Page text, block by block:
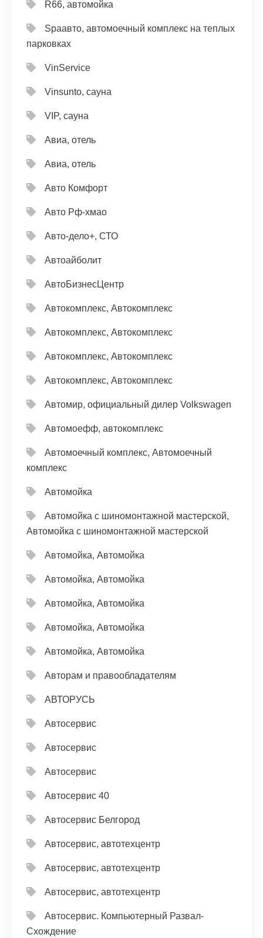
R66, автомойка
Spaавто, автомоечный комплекс на теплых
парковках
VinService
Vinsunto, сауна
VIP, сауна
Авиа, отель
Авиа, отель
Авто Комфорт
Авто Рф-хмао
Авто-дело+, СТО
Автоайболит
АвтоБизнесЦентр
Автокомплекс, Автокомплекс
Автокомплекс, Автокомплекс
Автокомплекс, Автокомплекс
Автокомплекс, Автокомплекс
Автомир, официальный дилер Volkswagen
Автомоефф, автокомплекс
Автомоечный комплекс, Автомоечный
комплекс
Автомойка
Автомойка с шиномонтажной мастерской,
Автомойка с шиномонтажной мастерской
Автомойка, Автомойка
Автомойка, Автомойка
Автомойка, Автомойка
Автомойка, Автомойка
Автомойка, Автомойка
Авторам и правообладателям
АВТОРУСЬ
Автосервис
Автосервис
Автосервис
Автосервис 40
Автосервис Белгород
Автосервис, автотехцентр
Автосервис, автотехцентр
Автосервис, автотехцентр
Автосервис. Компьютерный Развал-
Схождение